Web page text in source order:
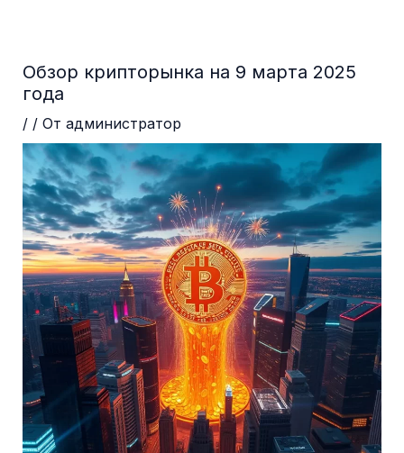
Обзор крипторынка на 9 марта 2025
года
/ / От администратор